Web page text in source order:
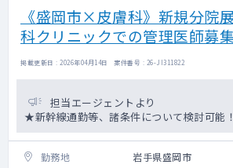
《盛岡市×皮膚科》新規分院
科クリニックでの管理医師募
掲載更新日 : 2026年04月14日 案件番号 : 26-JI311822
担当エージェントより
★新幹線通勤等、諸条件について検討可能！
勤務地 岩手県盛岡市